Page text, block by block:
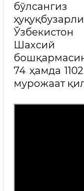
Шахсий
74 ҳамда
мурожаат